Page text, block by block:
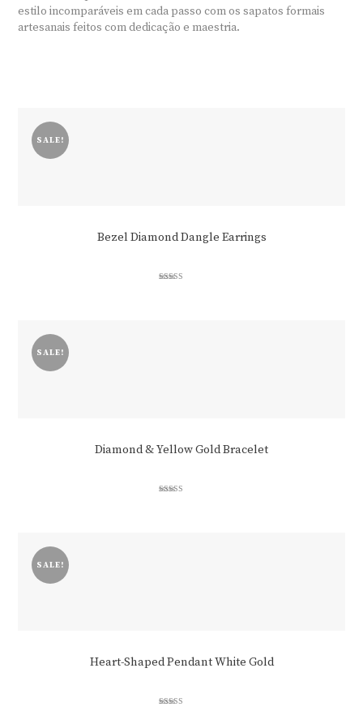
estilo incomparáveis em cada passo com os sapatos formais
artesanais feitos com dedicação e maestria.
SALE!
Bezel Diamond Dangle Earrings
SALE!
Diamond & Yellow Gold Bracelet
SALE!
Heart-Shaped Pendant White Gold